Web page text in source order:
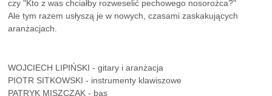
czy "Kto z was chciałby rozweselić pechowego nosorożca?"
Ale tym razem usłyszą je w nowych, czasami zaskakujących
aranżacjach.
WOJCIECH LIPIŃSKI - gitary i aranżacja
PIOTR SITKOWSKI - instrumenty klawiszowe
PATRYK MISZCZAK - bas